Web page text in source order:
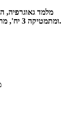
מלמד גאוגרפיה,
ומתמטיקה 3 יח', מרמת בית הספר היסודי ועד לרמת הגשה לבגרות.